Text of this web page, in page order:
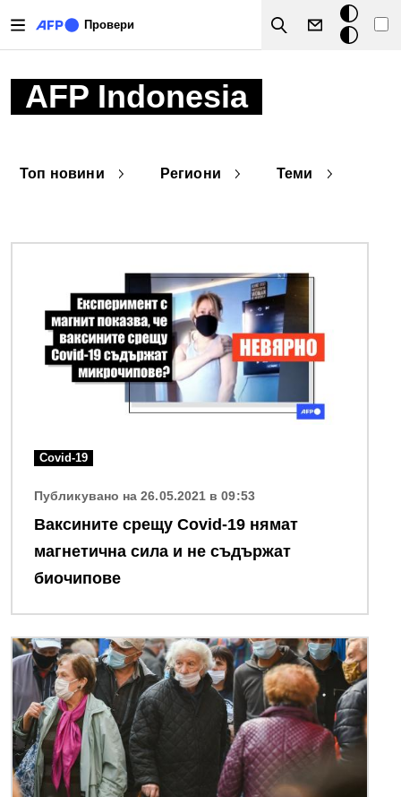
Провери
Search
Тъмен
режим
AFP Indonesia
Топ новини Региони Теми
Covid-19
Публикувано на 26.05.2021 в 09:53
Ваксините срещу Covid-19 нямат
магнетична сила и не съдържат
биочипове
Снимка